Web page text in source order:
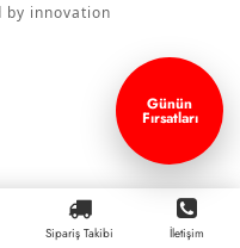
by innovation
Sipariş Takibi İletişim
Günün
Fırsatları